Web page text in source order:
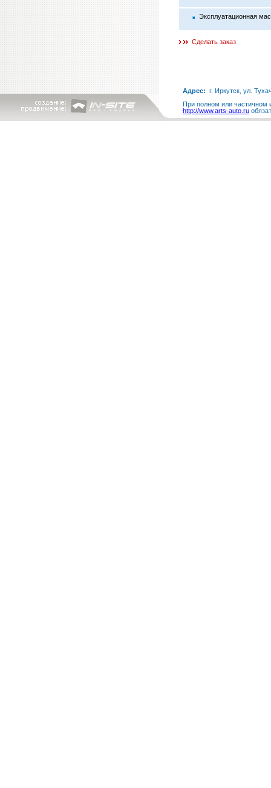
Эксплуатационная
Сделать заказ
Адрес: г. Иркутск, ул.
При полном или частичном
http://www.arts-auto.ru